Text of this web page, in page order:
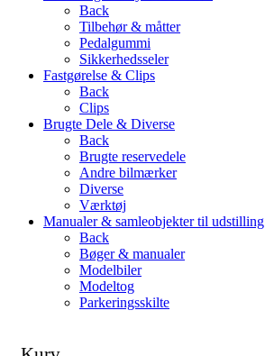
Back
Tilbehør & måtter
Pedalgummi
Sikkerhedsseler
Fastgørelse & Clips
Back
Clips
Brugte Dele & Diverse
Back
Brugte reservedele
Andre bilmærker
Diverse
Værktøj
Manualer & samleobjekter til udstilling
Back
Bøger & manualer
Modelbiler
Modeltog
Parkeringsskilte